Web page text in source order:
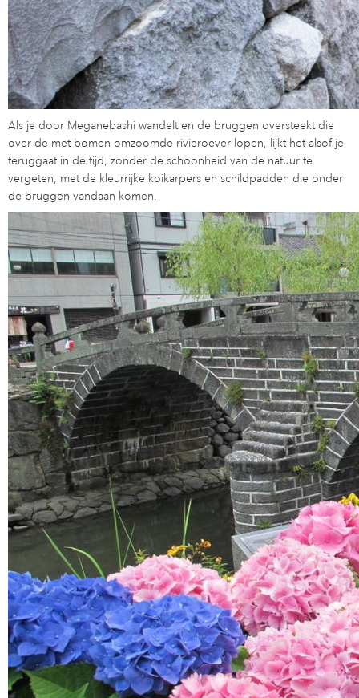
Als je door Meganebashi wandelt en de bruggen oversteekt die
over de met bomen omzoomde rivieroever lopen, lijkt het alsof je
teruggaat in de tijd, zonder de schoonheid van de natuur te
vergeten, met de kleurrijke koikarpers en schildpadden die onder
de bruggen vandaan komen.